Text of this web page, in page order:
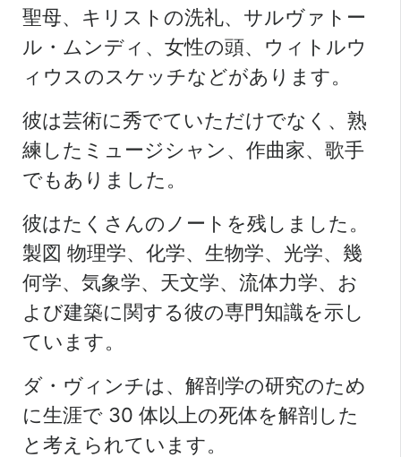
聖母、キリストの洗礼、サルヴァトー
ル・ムンディ、女性の頭、ウィトルウ
ィウスのスケッチなどがあります。
彼は芸術に秀でていただけでなく、熟
練したミュージシャン、作曲家、歌手
でもありました。
彼はたくさんのノートを残しました。
製図 物理学、化学、生物学、光学、幾
何学、気象学、天文学、流体力学、お
よび建築に関する彼の専門知識を示し
ています。
ダ・ヴィンチは、解剖学の研究のため
に生涯で 30 体以上の死体を解剖した
と考えられています。